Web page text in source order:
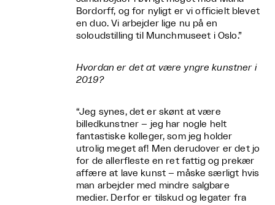
Bordorff, og for nyligt er vi officielt blevet
en duo. Vi arbejder lige nu på en
soloudstilling til Munchmuseet i Oslo.”
Hvordan er det at være yngre kunstner i
2019?
“Jeg synes, det er skønt at være
billedkunstner – jeg har nogle helt
fantastiske kolleger, som jeg holder
utrolig meget af! Men derudover er det jo
for de allerfleste en ret fattig og prekær
affære at lave kunst – måske særligt hvis
man arbejder med mindre salgbare
medier. Derfor er tilskud og legater fra